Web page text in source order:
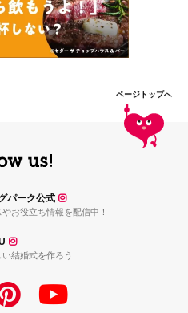
ページトップへ
パーク公式
お役立ち情報を配信中！
結婚式を作ろう